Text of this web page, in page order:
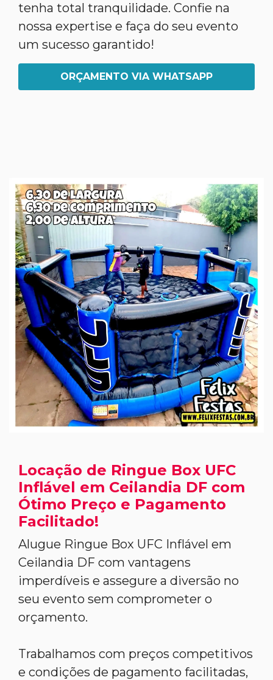
tenha total tranquilidade. Confie na
nossa expertise e faça do seu evento
um sucesso garantido!
ORÇAMENTO VIA WHATSAPP
Locação de Ringue Box UFC
Inflável em Ceilandia DF com
Ótimo Preço e Pagamento
Facilitado!
Alugue Ringue Box UFC Inflável em
Ceilandia DF com vantagens
imperdíveis e assegure a diversão no
seu evento sem comprometer o
orçamento.
Trabalhamos com preços competitivos
e condições de pagamento facilitadas,